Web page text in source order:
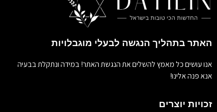
האתר בתהליך הנגשה לבעלי מוגבלויות
אנו עושים כל מאמץ להשלים את הנגשת האתר! במידה ונתקלת בבעיה
אנא פנה אלינו!
זכויות יוצרים